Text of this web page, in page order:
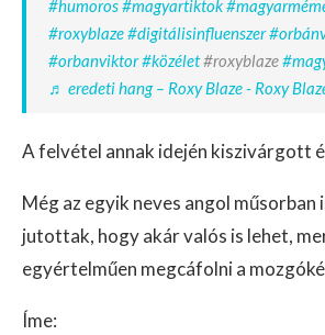
#humoros#magyartiktok
#roxyblaze#digitálisinfluenszer
#orbanviktor#közélet#roxyblaze
♬ eredeti hang – Roxy Blaze - Roxy
A felvétel annak idején kiszivárgott
Még az egyik neves angol műsorban
jutottak, hogy akár valós is lehet,
egyértelműen megcáfolni a
Íme: